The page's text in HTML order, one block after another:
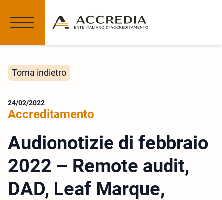
Torna indietro
24/02/2022
Accreditamento
Audionotizie di febbraio
2022 – Remote audit,
DAD, Leaf Marque,